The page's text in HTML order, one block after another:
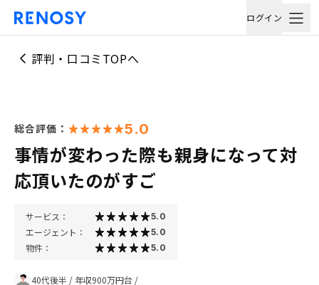
ログイン
評判・口コミTOPへ
総合評価： 5.0
事情が変わった際も親身になって対
応頂いたのがすご
サービス： 5.0
エージェント： 5.0
物件： 5.0
40代後半 / 年収900万円台 /